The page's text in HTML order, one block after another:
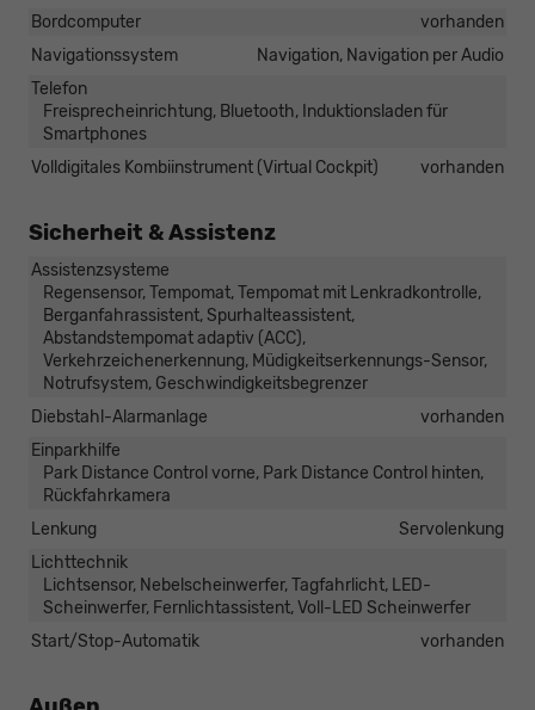
Bordcomputer
vorhanden
Navigationssystem
Navigation, Navigation per Audio
Telefon
Freisprecheinrichtung, Bluetooth, Induktionsladen für
Smartphones
Volldigitales Kombiinstrument (Virtual Cockpit)
vorhanden
Sicherheit & Assistenz
Assistenzsysteme
Regensensor, Tempomat, Tempomat mit Lenkradkontrolle,
Berganfahrassistent, Spurhalteassistent,
Abstandstempomat adaptiv (ACC),
Verkehrzeichenerkennung, Müdigkeitserkennungs-Sensor,
Notrufsystem, Geschwindigkeitsbegrenzer
Diebstahl-Alarmanlage
vorhanden
Einparkhilfe
Park Distance Control vorne, Park Distance Control hinten,
Rückfahrkamera
Lenkung
Servolenkung
Lichttechnik
Lichtsensor, Nebelscheinwerfer, Tagfahrlicht, LED-
Scheinwerfer, Fernlichtassistent, Voll-LED Scheinwerfer
Start/Stop-Automatik
vorhanden